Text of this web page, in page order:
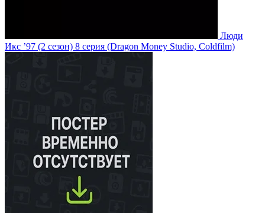
Люди
Икс ’97 (2 сезон) 8 серия (Dragon Money Studio, Coldfilm)